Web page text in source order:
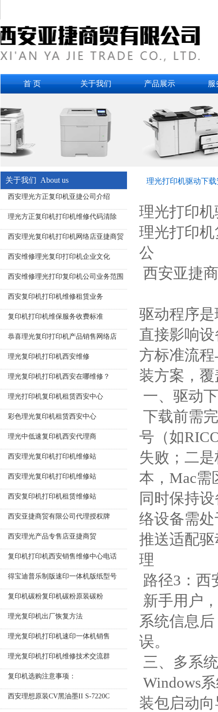
首 页 关于我们 产品展示 服
关于我们 About us
西安理光方正复印机亚捷公司介绍
理光方正复印机打印机维修代码清除
西安理光复印机打印机网络店亚捷商贸
西安维修理光复印打印机企业文化
西安维修理光打印复印机公司业务范围
西安复印机打印机维修租赁业务
复印机打印机维保服务收费标准
恭喜理光复印打印机产品销售网络店
理光复印机打印机西安维修
理光复印机打印机西安在哪维修？
理光打印机复印机租赁西安中心
彩色理光复印机租赁西安中心
理光中低速复印机西安代理商
西安理光复印机打印机维修站
西安理光复印机打印机维修站
西安复印机打印机租赁维修站
西安亚捷商贸有限公司代理授权牌
西安理光产品专售店亚捷商贸
复印机打印机西安销售维修中心电话
得宝迪普乐制版速印一体机版纸型号
复印机碳粉复印机碳粉原装碳粉
理光复印机出厂恢复方法
理光复印机打印机速印一体机销售
理光复印机打印机维修技术交流群
复印机选购注意事项：
西安理想原装CV黑油墨II S-7220C
理光打印机驱动下
理光打印
理光打印
公
西安亚捷
驱动程序
直接影响
方标准流
装方案，
一、驱动
下载前需
号（如
失败；二
本，Mac需
同时保持
络设备需
推送适配
理
路径3：西
新手用户
系统信息
误。
三、多系
Windows
装包启动